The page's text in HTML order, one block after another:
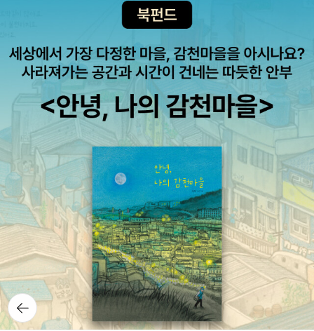
뒤로가
기